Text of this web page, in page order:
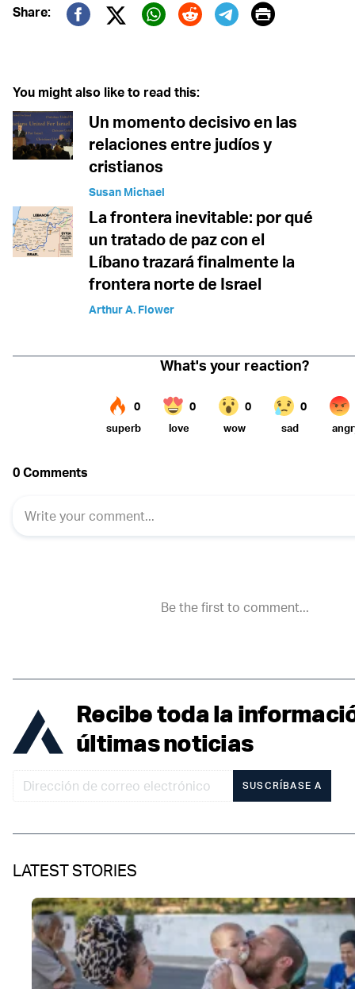
Share:
Twitter (X)
Print
You might also like to read this:
Un momento decisivo en las
relaciones entre judíos y
cristianos
Susan Michael
La frontera inevitable: por qué
un tratado de paz con el
Líbano trazará finalmente la
frontera norte de Israel
Arthur A. Flower
Recibe toda la
últimas noticias
SUSCRÍBASE A
LATEST STORIES